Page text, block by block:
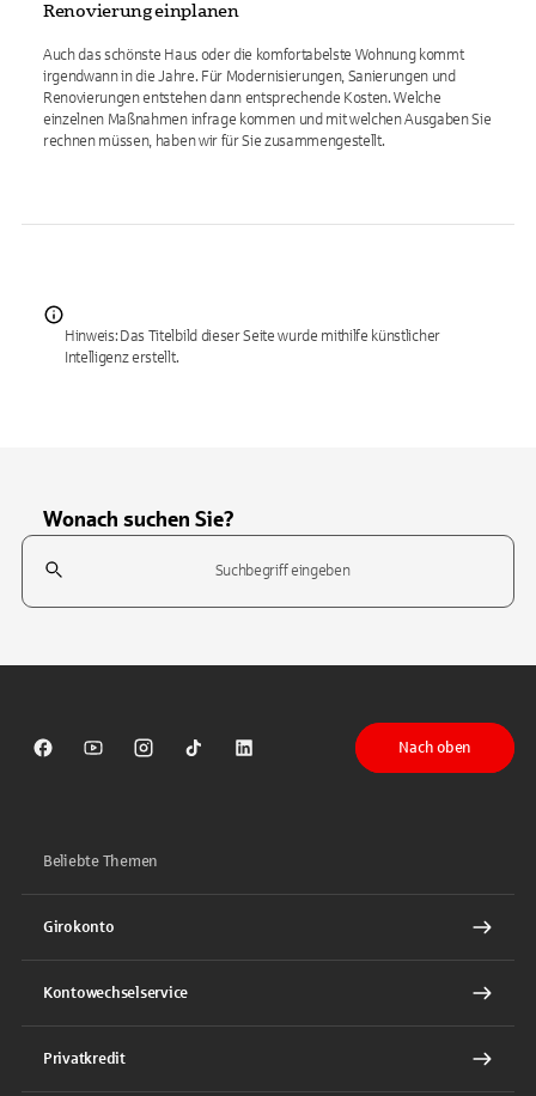
Renovierung einplanen
Auch das schönste Haus oder die komfortabelste Wohnung kommt
irgendwann in die Jahre. Für Modernisierungen, Sanierungen und
Renovierungen entstehen dann entsprechende Kosten. Welche
einzelnen Maßnahmen infrage kommen und mit welchen Ausgaben Sie
rechnen müssen, haben wir für Sie zusammengestellt.
Hinweis: Das Titelbild dieser Seite wurde mithilfe künstlicher
Intelligenz erstellt.
Wonach suchen Sie?
Suchfeld
Sparkasse auf Facebook
Sparkasse auf Youtube
Sparkasse auf Instagram
Sparkasse auf TikTok
Sparkasse auf LinkedIn
Nach oben
Beliebte Themen
Girokonto
Kontowechselservice
Privatkredit